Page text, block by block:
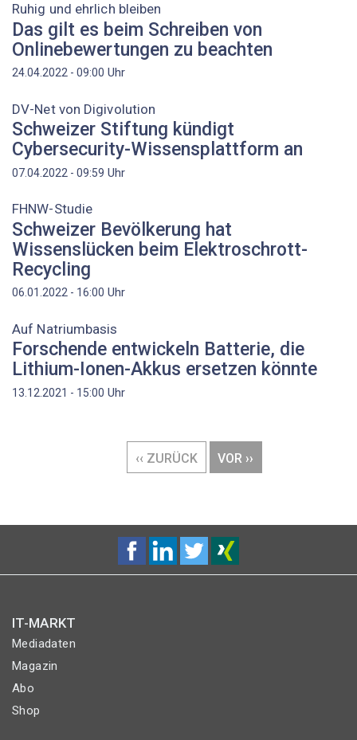
Ruhig und ehrlich bleiben
Das gilt es beim Schreiben von
Onlinebewertungen zu beachten
24.04.2022 - 09:00 Uhr
DV-Net von Digivolution
Schweizer Stiftung kündigt
Cybersecurity-Wissensplattform an
07.04.2022 - 09:59 Uhr
FHNW-Studie
Schweizer Bevölkerung hat
Wissenslücken beim Elektroschrott-
Recycling
06.01.2022 - 16:00 Uhr
Auf Natriumbasis
Forschende entwickeln Batterie, die
Lithium-Ionen-Akkus ersetzen könnte
13.12.2021 - 15:00 Uhr
VORHERIGE
SEITE
‹‹ ZURÜCK
NÄCHSTE
SEITE
VOR ››
IT-MARKT
Mediadaten
Magazin
Abo
Shop